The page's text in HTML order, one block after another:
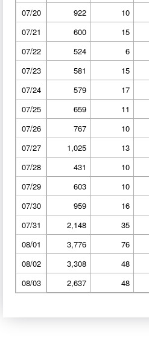
07/20
922 10
07/21
600 15
07/22
524 6
07/23
581 15
07/24
579 17
07/25
659 11
07/26
767 10
07/27
1,025 13
07/28
431 10
07/29
603 10
07/30
959 16
07/31
2,148 35
08/01
3,776 76
08/02
3,308 48
08/03
2,637 48